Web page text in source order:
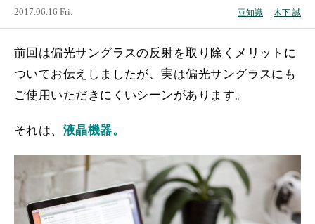
2017.06.16 Fri. 豆知識 木下 誠
前回は偏光サングラスの反射を取り除くメリットに
ついてお伝えしましたが、実は偏光サングラスにも
ご使用いただきにくいシーンがあります。
それは、 液晶機器。